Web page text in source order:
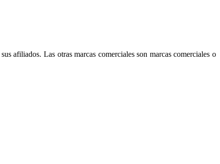
afiliados. Las otras marcas comerciales son marcas comerciales o